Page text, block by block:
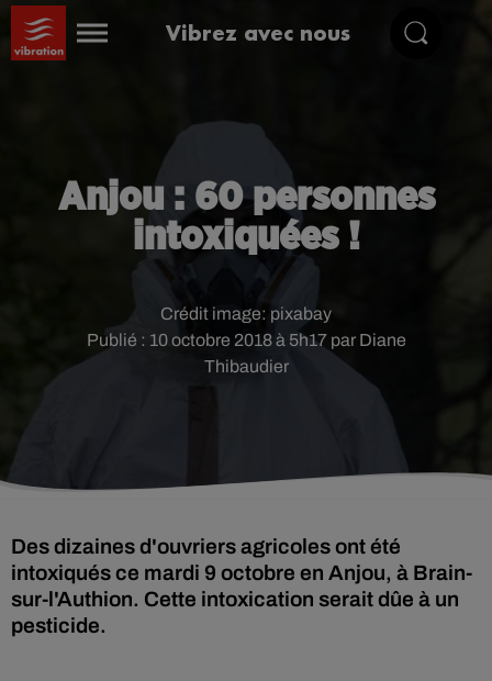
Vibrez avec nous
Anjou : 60 personnes
intoxiquées !
Publié : 10 octobre 2018 à 5h17 par Diane
Thibaudier
Crédit image: pixabay
Des dizaines d'ouvriers agricoles ont été
intoxiqués ce mardi 9 octobre en Anjou, à Brain-
sur-l'Authion. Cette intoxication serait dûe à un
pesticide.